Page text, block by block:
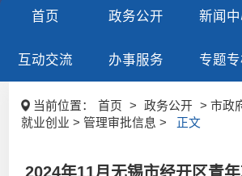
首页 政务公开 新闻
互动交流 办事服务 专题
当前位置： 首页 > 政务公开
> 市政
就业创业 > 管理审批信息 >
正文
2024年11月无锡市经开区青